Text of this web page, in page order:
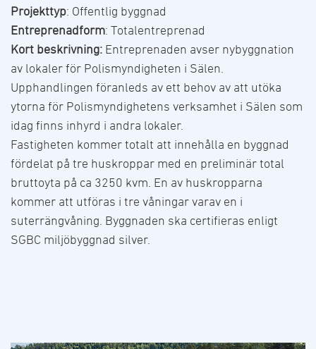
Projekttyp: Offentlig byggnad
Entreprenadform: Totalentreprenad
Kort beskrivning: Entreprenaden avser nybyggnation
av lokaler för Polismyndigheten i Sälen.
Upphandlingen föranleds av ett behov av att utöka
ytorna för Polismyndighetens verksamhet i Sälen som
idag finns inhyrd i andra lokaler.
Fastigheten kommer totalt att innehålla en byggnad
fördelat på tre huskroppar med en preliminär total
bruttoyta på ca 3250 kvm. En av huskropparna
kommer att utföras i tre våningar varav en i
suterrängvåning. Byggnaden ska certifieras enligt
SGBC miljöbyggnad silver.